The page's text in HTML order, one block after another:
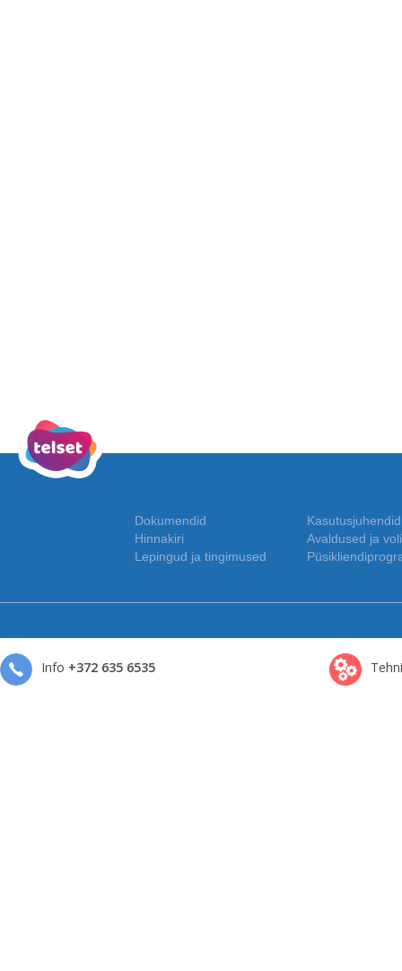
Dokumendid
Hinnakiri
Lepingud ja tingimused
Kasutusjuhendid
Avaldused ja
Info +372 635 6535